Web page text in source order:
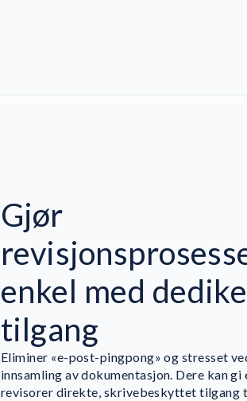
Gjør
enkel med
tilgang
Eliminer «e-post-pingpong» og stresset
innsamling av dokumentasjon. Dere kan gi
revisorer direkte, skrivebeskyttet tilgang